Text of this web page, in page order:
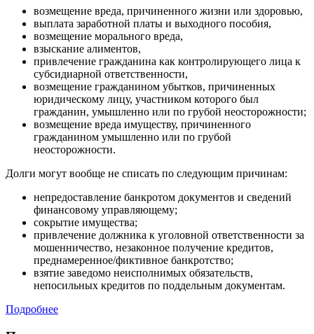
возмещение вреда, причиненного жизни или здоровью,
выплата заработной платы и выходного пособия,
возмещение морального вреда,
взыскание алиментов,
привлечение гражданина как контролирующего лица к
субсидиарной ответственности,
возмещение гражданином убытков, причиненных
юридическому лицу, участником которого был
гражданин, умышленно или по грубой неосторожности;
возмещение вреда имуществу, причиненного
гражданином умышленно или по грубой
неосторожности.
Долги могут вообще не списать по следующим причинам:
непредоставление банкротом документов и сведений
финансовому управляющему;
сокрытие имущества;
привлечение должника к уголовной ответственности за
мошенничество, незаконное получение кредитов,
преднамеренное/фиктивное банкротство;
взятие заведомо неисполнимых обязательств,
непосильных кредитов по поддельным документам.
Подробнее